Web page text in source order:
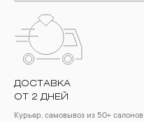
ДОСТАВКА
ОТ 2 ДНЕЙ
Курьер, самовывоз из 50+ салонов